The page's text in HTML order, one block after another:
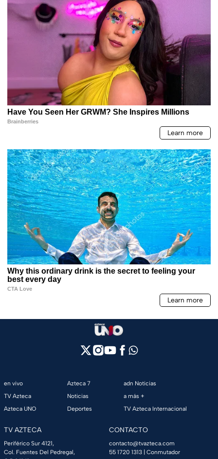
en vivo
TV Azteca
Azteca UNO
Azteca 7
Noticias
Deportes
adn Noticias
a más +
TV Azteca Internacional
TV AZTECA
Periférico Sur 4121,
Col. Fuentes Del Pedregal,
CONTACTO
contacto@tvazteca.com
55 1720 1313 | Conmutador